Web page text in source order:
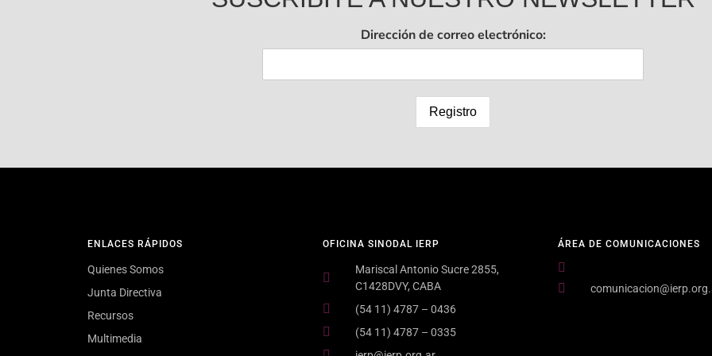
Dirección de correo electrónico:
ENLACES RÁPIDOS
Quienes Somos
Junta Directiva
Recursos
Multimedia
OFICINA SINODAL IERP
Mariscal Antonio Sucre 2855,
C1428DVY, CABA
(54 11) 4787 – 0436
(54 11) 4787 – 0335
ÁREA DE COMUNICACIONES